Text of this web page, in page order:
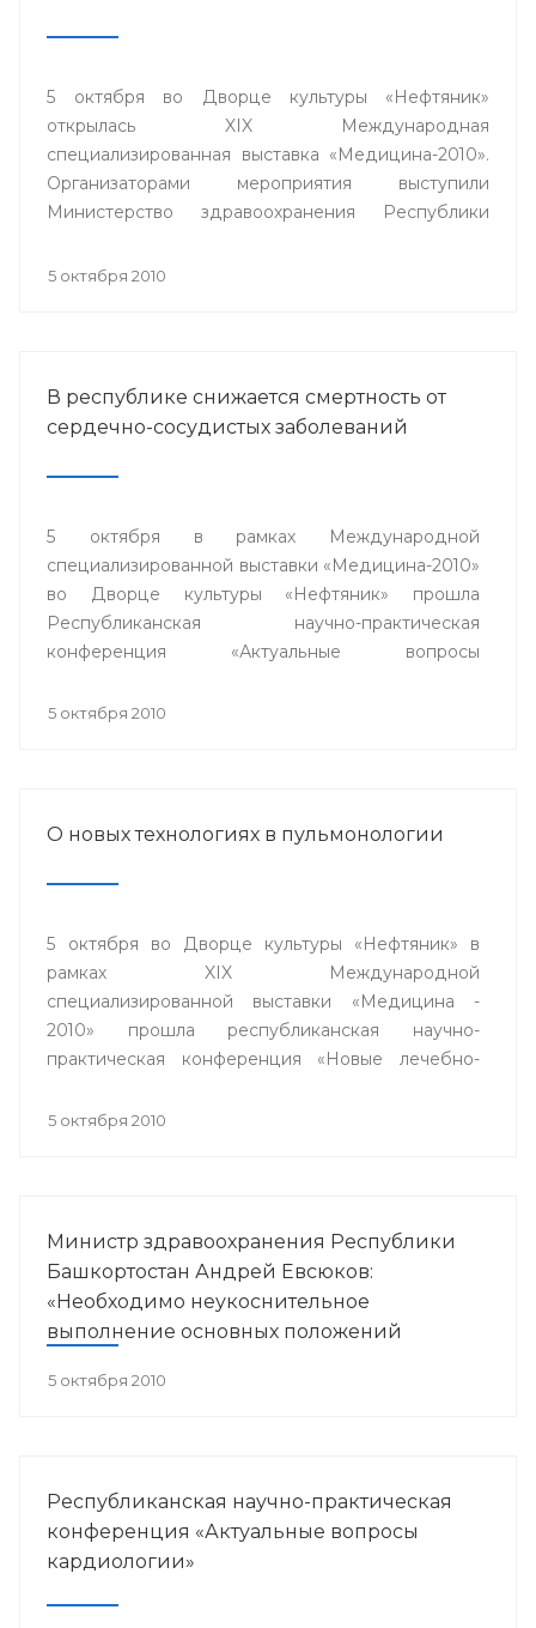
5 октября во Дворце культуры «Нефтяник»
открылась XIX Международная
специализированная выставка «Медицина-2010».
Организаторами мероприятия выступили
Министерство здравоохранения Республики
ГУП «Медтехника» РБ при содействии Торгово-
5 октября 2010
В республике снижается смертность от
сердечно-сосудистых заболеваний
5 октября в рамках Международной
специализированной выставки «Медицина-2010»
во Дворце культуры «Нефтяник» прошла
Республиканская научно-практическая
конференция «Актуальные вопросы
5 октября 2010
О новых технологиях в пульмонологии
5 октября во Дворце культуры «Нефтяник» в
рамках XIX Международной
специализированной выставки «Медицина -
2010» прошла республиканская научно-
практическая конференция «Новые лечебно-
в пульмонологии».
5 октября 2010
Министр здравоохранения Республики
Башкортостан Андрей Евсюков:
«Необходимо неукоснительное
выполнение основных положений
5 октября 2010
Республиканская научно-практическая
конференция «Актуальные вопросы
кардиологии»